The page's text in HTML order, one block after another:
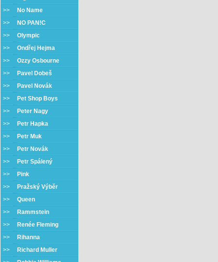
>>
No Name
>>
NO PAN!C
>> Olympic
>> Ondřej Hejma
>> Ozzy Osbourne
>>
Pavel Dobeš
>>
Pavel Novák
>>
Pet Shop Boys
>>
Peter Nagy
>>
Petr Hapka
>>
Petr Muk
>>
Petr Novák
>>
Petr Spálený
>>
Pink
>>
Pražský Výběr
>> Queen
>>
Rammstein
>>
Renée Fleming
>>
Rihanna
>>
Richard Muller